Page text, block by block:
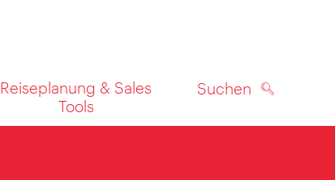
Reiseplanung & Sales
Tools
Suchen